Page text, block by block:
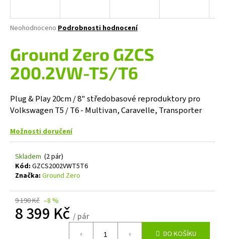
Průměrné
produktu
je
0,0
z
hvězdiček.
Neohodnoceno Podrobnosti hodnocení
Ground Zero GZCS
200.2VW-T5/T6
Plug & Play 20cm / 8" středobasové reproduktory pro
Volkswagen T5 / T6 - Multivan, Caravelle, Transporter
Možnosti doručení
Skladem (2 pár)
Kód: GZCS2002VWT5T6
Značka: Ground Zero
9 190 Kč –8 %
8 399 Kč / pár
DO KOŠÍKU
j
t
?
HLEDAT
D
o
o
u